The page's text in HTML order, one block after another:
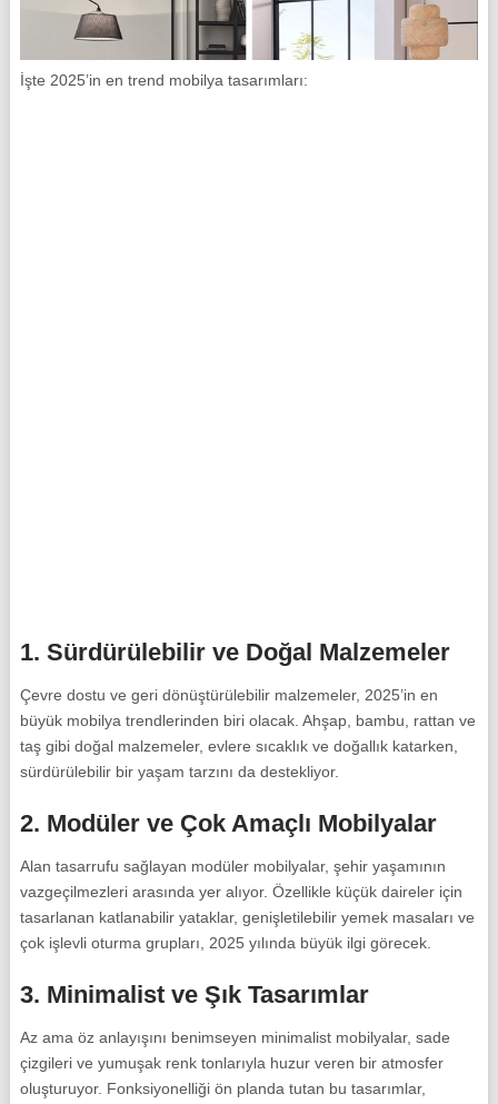
İşte 2025’in en trend mobilya tasarımları:
1. Sürdürülebilir ve Doğal Malzemeler
Çevre dostu ve geri dönüştürülebilir malzemeler, 2025’in en
büyük mobilya trendlerinden biri olacak. Ahşap, bambu, rattan ve
taş gibi doğal malzemeler, evlere sıcaklık ve doğallık katarken,
sürdürülebilir bir yaşam tarzını da destekliyor.
2. Modüler ve Çok Amaçlı Mobilyalar
Alan tasarrufu sağlayan modüler mobilyalar, şehir yaşamının
vazgeçilmezleri arasında yer alıyor. Özellikle küçük daireler için
tasarlanan katlanabilir yataklar, genişletilebilir yemek masaları ve
çok işlevli oturma grupları, 2025 yılında büyük ilgi görecek.
3. Minimalist ve Şık Tasarımlar
Az ama öz anlayışını benimseyen minimalist mobilyalar, sade
çizgileri ve yumuşak renk tonlarıyla huzur veren bir atmosfer
oluşturuyor. Fonksiyonelliği ön planda tutan bu tasarımlar,